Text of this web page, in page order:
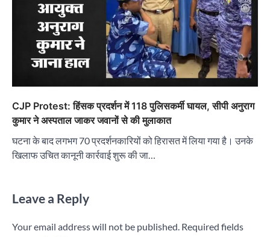
CJP Protest: हिंसक प्रदर्शन में 118 पुलिसकर्मी घायल, सीपी अनुराग
कुमार ने अस्पताल जाकर जवानों से की मुलाकात
घटना के बाद लगभग 70 प्रदर्शनकारियों को हिरासत में लिया गया है। उनके
खिलाफ उचित कानूनी कार्रवाई शुरू की जा…
Leave a Reply
Your email address will not be published. Required fields